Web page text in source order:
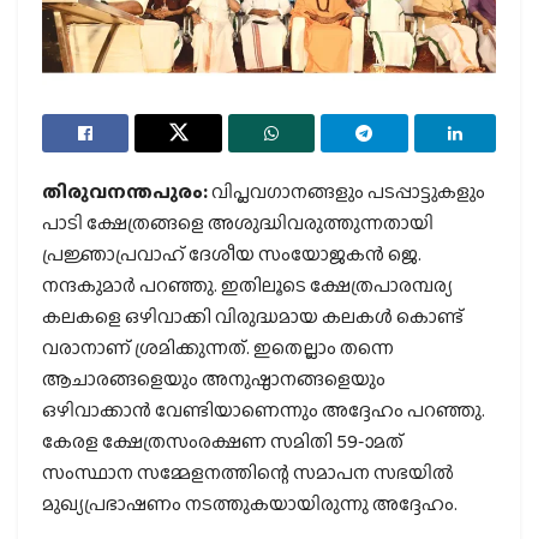
തിരുവനന്തപുരം:വിപ്ലവഗാനങ്ങളും പടപ്പാട്ടുകളും
പാടി ക്ഷേത്രങ്ങളെ അശുദ്ധിവരുത്തുന്നതായി
പ്രജ്ഞാപ്രവാഹ് ദേശീയ സംയോജകന്‍ ജെ.
നന്ദകുമാര്‍ പറഞ്ഞു. ഇതിലൂടെ ക്ഷേത്രപാരമ്പര്യ
കലകളെ ഒഴിവാക്കി വിരുദ്ധമായ കലകള്‍ കൊണ്ട്
വരാനാണ് ശ്രമിക്കുന്നത്. ഇതെല്ലാം തന്നെ
ആചാരങ്ങളെയും അനുഷ്ഠാനങ്ങളെയും
ഒഴിവാക്കാന്‍ വേണ്ടിയാണെന്നും അദ്ദേഹം പറഞ്ഞു.
കേരള ക്ഷേത്രസംരക്ഷണ സമിതി 59-ാമത്
സംസ്ഥാന സമ്മേളനത്തിന്റെ സമാപന സഭയില്‍
മുഖ്യപ്രഭാഷണം നടത്തുകയായിരുന്നു അദ്ദേഹം.